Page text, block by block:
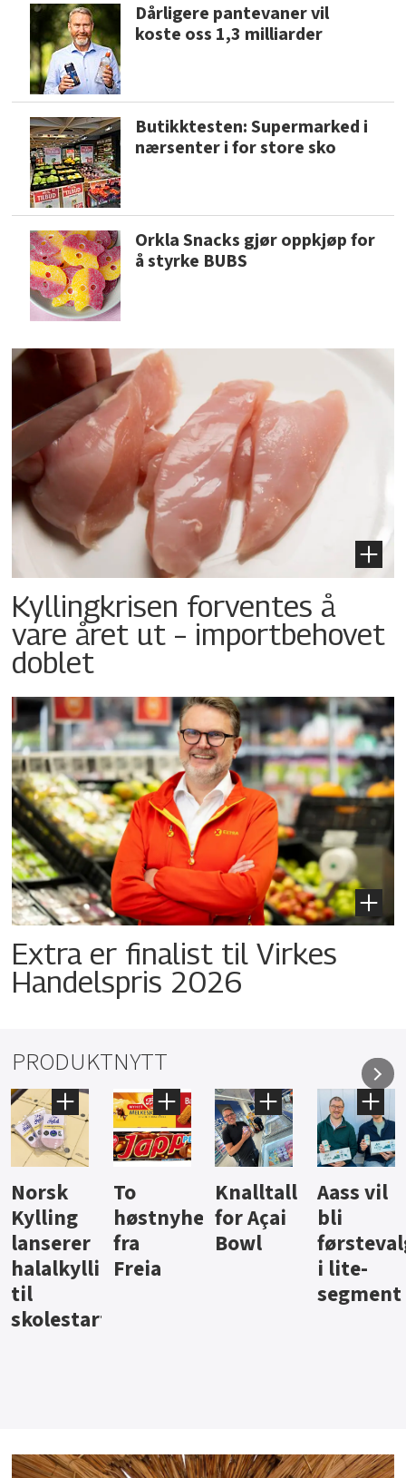
Dårligere pantevaner vil
koste oss 1,3 milliarder
Butikktesten: Supermarked i
nærsenter i for store sko
Orkla Snacks gjør oppkjøp for
å styrke BUBS
Kyllingkrisen forventes å
vare året ut – importbehovet
doblet
Extra er finalist til Virkes
Handelspris 2026
PRODUKTNYTT
Knalltall
for Açai
Bowl
Aass vil
bli
førstevalg
i lite-
Brus og
jus fra
Berentsen
Hard
iste fra
Hansa